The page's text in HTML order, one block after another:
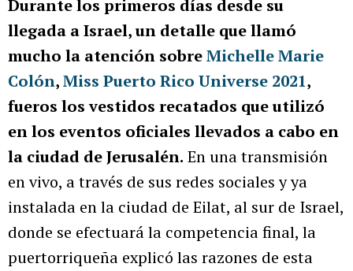
Durante los primeros días desde su
llegada a Israel, un detalle que llamó
mucho la atención sobreMichelle Marie
Colón,Miss Puerto Rico Universe 2021,
fueros los vestidos recatados que utilizó
en los eventos oficiales llevados a cabo en
la ciudad de Jerusalén. En una transmisión
en vivo, a través de sus redes sociales y ya
instalada en la ciudad de Eilat, al sur de Israel,
donde se efectuará la competencia final, la
puertorriqueña explicó las razones de esta